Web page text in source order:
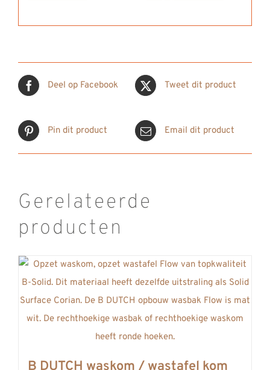
Deel op Facebook Tweet dit product
Pin dit product Email dit product
Gerelateerde
producten